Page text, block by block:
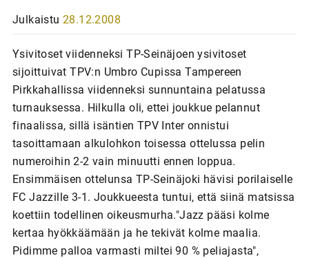
Julkaistu 28.12.2008
Ysivitoset viidenneksi TP-Seinäjoen ysivitoset
sijoittuivat TPV:n Umbro Cupissa Tampereen
Pirkkahallissa viidenneksi sunnuntaina pelatussa
turnauksessa. Hilkulla oli, ettei joukkue pelannut
finaalissa, sillä isäntien TPV Inter onnistui
tasoittamaan alkulohkon toisessa ottelussa pelin
numeroihin 2-2 vain minuutti ennen loppua.
Ensimmäisen ottelunsa TP-Seinäjoki hävisi porilaiselle
FC Jazzille 3-1. Joukkueesta tuntui, että siinä matsissa
koettiin todellinen oikeusmurha."Jazz pääsi kolme
kertaa hyökkäämään ja he tekivät kolme maalia.
Pidimme palloa varmasti miltei 90 % peliajasta",